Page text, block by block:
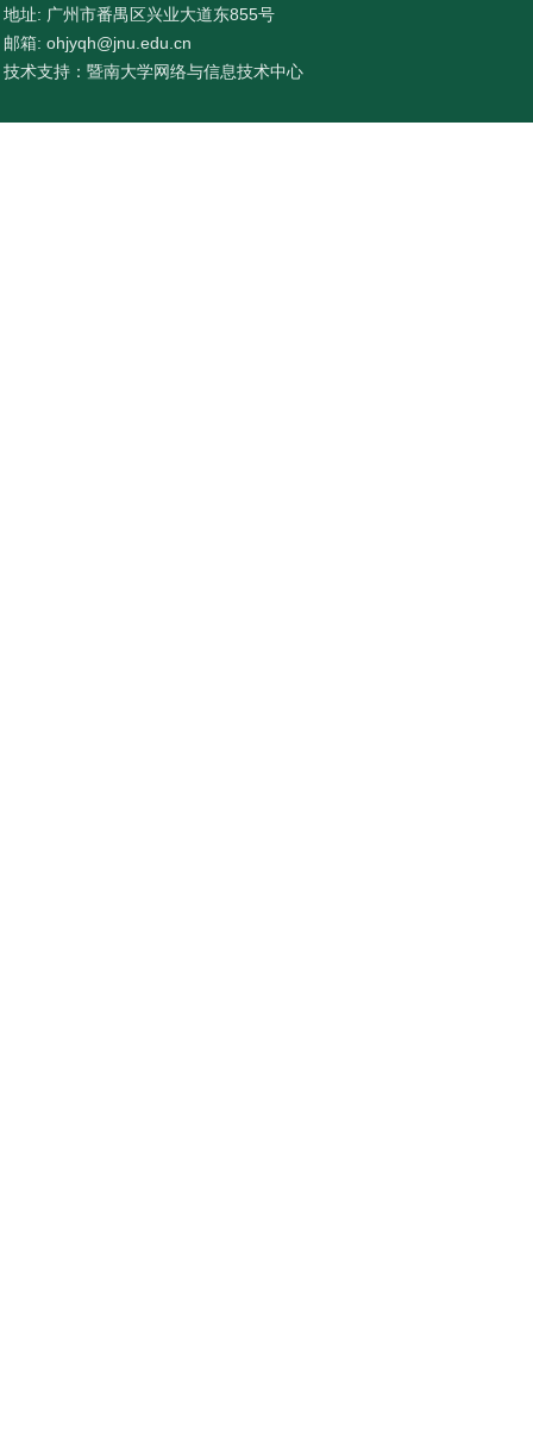
地址: 广州市番禺区兴业大道东855号
邮箱: ohjyqh@jnu.edu.cn
技术支持：暨南大学网络与信息技术中心